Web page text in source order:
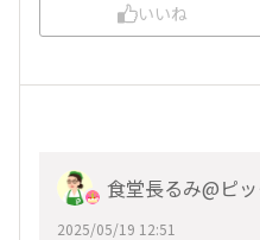
いいね
食堂長るみ@ピ
2025/05/19 12:51